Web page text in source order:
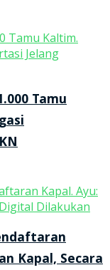
Tamu
Kapal, Secara